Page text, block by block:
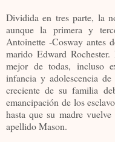
Dividida en tres parte, la
aunque la primera y
Antoinette -Cosway antes
marido Edward
mejor de todas, incluso
infancia y adolescencia
creciente de su familia
emancipación de los
hasta que su madre
apellido Mason.